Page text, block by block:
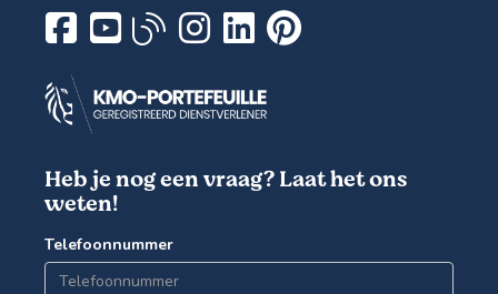
Heb je nog een vraag? Laat het ons
weten!
Telefoonnummer